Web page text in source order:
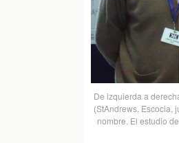
De izquierda a
(StAndrews, Escocia,
nombre. El estudio